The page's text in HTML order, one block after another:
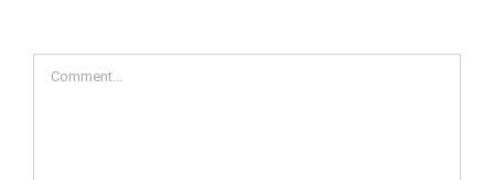
Comment